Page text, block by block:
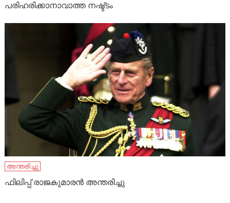
പരിഹരിക്കാനാവാത്ത നഷ്ട്ടം
അന്തരിച്ചു
ഫി​​​ലി​​​പ്പ് രാ​​​ജ​​​കു​​​മാ​​​ര​​​ന്‍ അന്തരിച്ചു